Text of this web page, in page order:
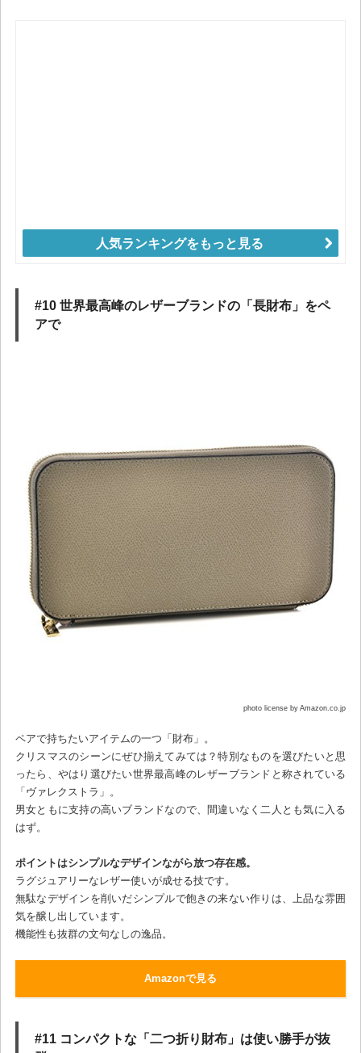
人気ランキングをもっと見る
#10 世界最高峰のレザーブランドの「長財布」をペ
アで
photo license by Amazon.co.jp
ペアで持ちたいアイテムの一つ「財布」。
クリスマスのシーンにぜひ揃えてみては？特別なものを選びたいと思
ったら、やはり選びたい世界最高峰のレザーブランドと称されている
「ヴァレクストラ」。
男女ともに支持の高いブランドなので、間違いなく二人とも気に入る
はず。
ポイントはシンプルなデザインながら放つ存在感。
ラグジュアリーなレザー使いが成せる技です。
無駄なデザインを削いだシンプルで飽きの来ない作りは、上品な雰囲
気を醸し出しています。
機能性も抜群の文句なしの逸品。
Amazonで見る
#11 コンパクトな「二つ折り財布」は使い勝手が抜